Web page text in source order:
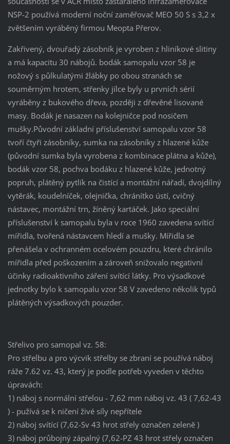
NSP-2 používá moderní noční zaměřovač MEO 50 S s 3,2 x
zvětšením vyráběný firmou Meopta Přerov.
Zakřivený, dvouřadý zásobník je vyroben z hliníkové slitiny
a má kapacitu 30 nábojů. bodák samopalu vzor 58 je
nožový s půlkulatými žlábky po obou stranách se
souměrným hrotem, střenky jílce byly u prvních sérií
vyráběny z bukového dřeva, později z dřevěné lisované
masy. Bodák je nasazen na kolejničce pod nosičem
mušky.Původní základní příslušenství samopalu vzor 58
tvoří čtyři zásobníky, sumka na zásobníky z hlazené kůže
(původní sumka byla vyrobena z kombinace plátna a kůže),
bodák vzor 58, pochva bodáku z hlazené kůže, jednotný
popruh, plátěný pytlík na čistící a montážní nářadí, dvojdílný
vytěrák, koudelníček, olejnička, chránítko ústí, cvičný
nástavec, montážní trn, žíněný kartáček. Jako speciální
příslušenství k samopalu byla v roce 1960 zavedena svítící
mířidla, tvořená nástavcem hledí a mušky. Mířidla se
přenášela v ochranném ocelovém pouzdru, které chránilo
mířidla před poškozením a zároveň snižovalo negativní
účinky radioaktivního záření svítící látky. Pro výsadkové
jednotky bylo k samopalu vzor 58 V zavedeno několik typů
plátěných výsadkových pouzder.
Střelivo pro samopal vz. 58:
Pro střelbu a pro výcvik střelby se zbraní se používá náboj
ráže 7.62 vz. 43, který je podle potřeb vyveden v těchto
úpravách:
1) náboj s normální střelou - 7,62 mm náboj vz. 43 ( 7,62-43
) - pužívá se k ničení živé síly nepřítele
2) náboj svítící (7,62-Sv 43 hrot střely označen zeleně )
3) náboj průbojný zápalný (7,62-PZ 43 hrot střely označen